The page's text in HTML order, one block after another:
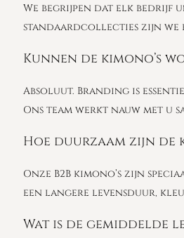
We begrijpen dat elk bedrijf
standaardcollecties zijn we
Kunnen de kimono’s
Absoluut. Branding is
Ons team werkt nauw met
Hoe duurzaam zijn de
Onze B2B kimono’s zijn
een langere levensduur,
Wat is de gemiddelde